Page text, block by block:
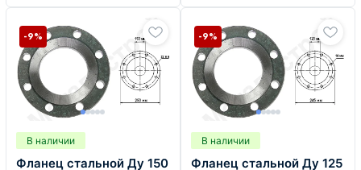
В наличии
Фланец стальной Ду 150
-9%
В наличии
Фланец стальной Ду 125
-9%